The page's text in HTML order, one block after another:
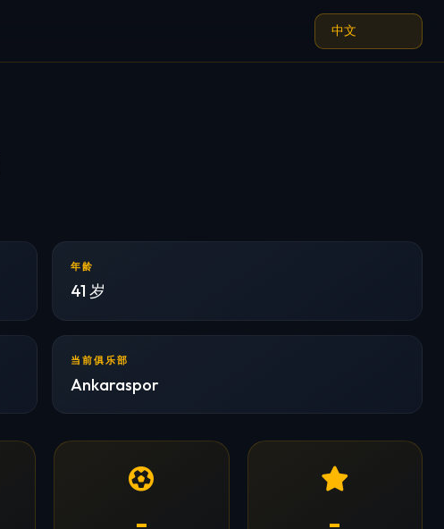
年龄
41 岁
当前俱乐部
Ankaraspor